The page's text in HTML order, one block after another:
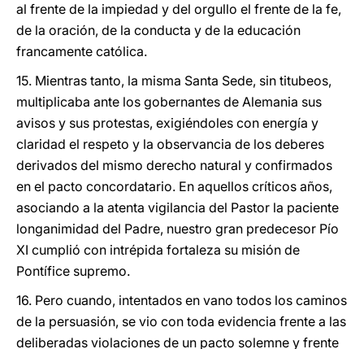
al frente de la impiedad y del orgullo el frente de la fe,
de la oración, de la conducta y de la educación
francamente católica.
15. Mientras tanto, la misma Santa Sede, sin titubeos,
multiplicaba ante los gobernantes de Alemania sus
avisos y sus protestas, exigiéndoles con energía y
claridad el respeto y la observancia de los deberes
derivados del mismo derecho natural y confirmados
en el pacto concordatario. En aquellos críticos años,
asociando a la atenta vigilancia del Pastor la paciente
longanimidad del Padre, nuestro gran predecesor Pío
XI cumplió con intrépida fortaleza su misión de
Pontífice supremo.
16. Pero cuando, intentados en vano todos los caminos
de la persuasión, se vio con toda evidencia frente a las
deliberadas violaciones de un pacto solemne y frente